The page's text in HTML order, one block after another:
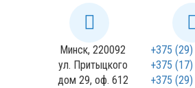
Минск, 220092
ул. Притыцкого
дом 29, оф. 612
+375
+375
+375